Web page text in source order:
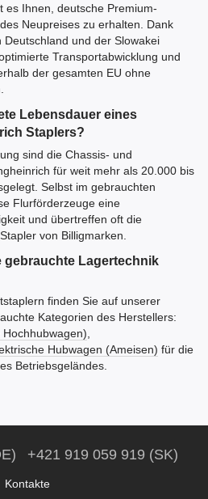
es Ihnen, deutsche Premium-
Neupreises zu erhalten. Dank
und der Slowakei
Transportabwicklung und
der gesamten EU ohne
Lebensdauer eines
Staplers?
sind die Chassis- und
für weit mehr als 20.000 bis
Selbst im gebrauchten
Flurförderzeuge eine
und übertreffen oft die
von Billigmarken.
gebrauchte Lagertechnik
finden Sie auf unserer
Kategorien des Herstellers:
Hubwagen (Ameisen) für die
Betriebsgeländes.
+421 919 059 919 (SK)
Kontakte